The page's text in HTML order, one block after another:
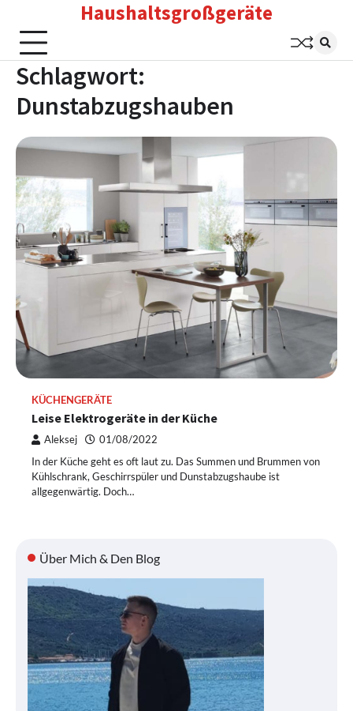
content
Haushaltsgroßgeräte
Schlagwort:
Dunstabzugshauben
KÜCHENGERÄTE
Leise Elektrogeräte in der Küche
Aleksej 01/08/2022
In der Küche geht es oft laut zu. Das Summen und Brummen von
Kühlschrank, Geschirrspüler und Dunstabzugshaube ist
allgegenwärtig. Doch…
Über Mich & Den Blog